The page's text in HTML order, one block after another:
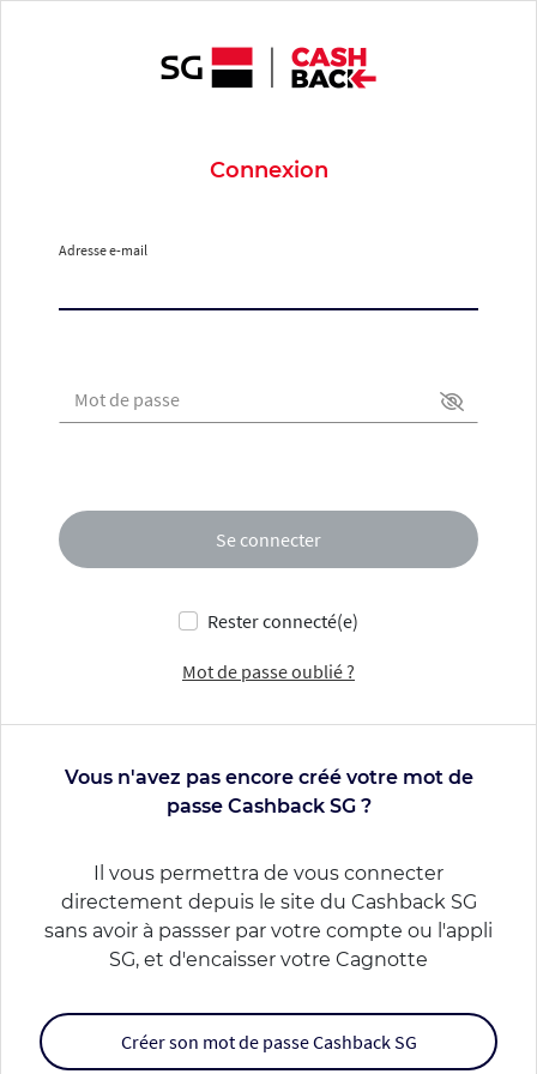
Connexion
Adresse e-mail
Mot de passe
Se connecter
Rester connecté(e)
Mot de passe oublié ?
Vous n'avez pas encore créé votre mot de
passe Cashback SG ?
Il vous permettra de vous connecter
directement depuis le site du Cashback SG
sans avoir à passser par votre compte ou l'appli
SG, et d'encaisser votre Cagnotte
Créer son mot de passe Cashback SG